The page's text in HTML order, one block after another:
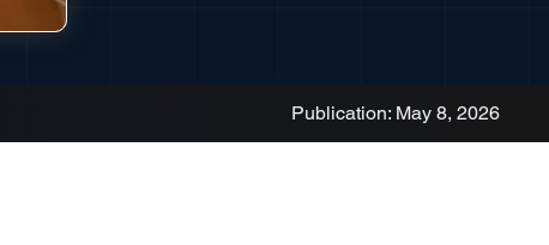
Publication: May 8, 2026